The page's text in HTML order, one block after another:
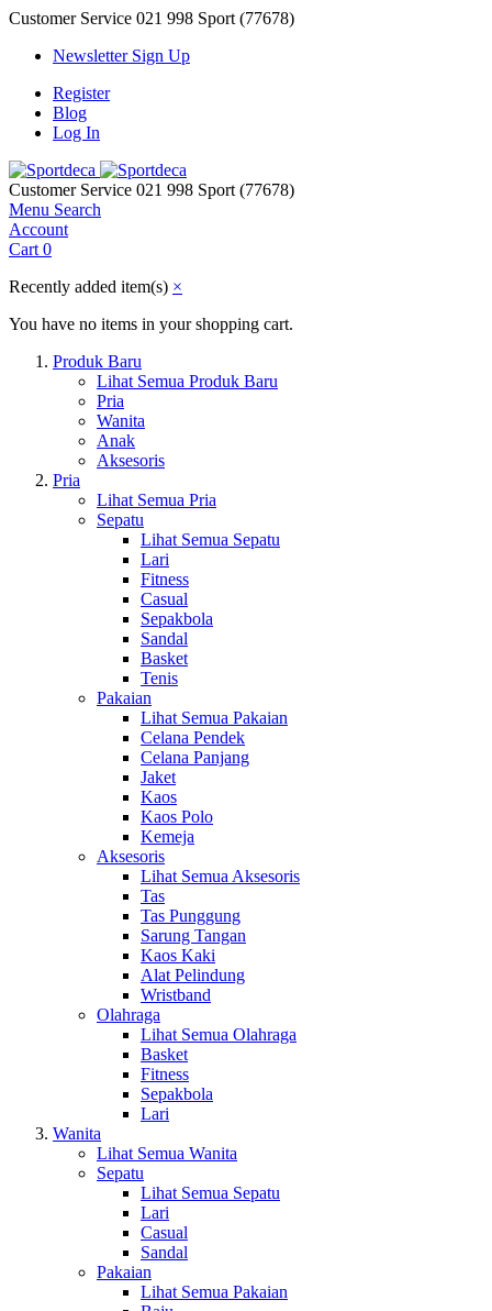
Customer Service 021 998 Sport (77678)
Newsletter Sign Up
Register
Blog
Log In
Customer Service 021 998 Sport (77678)
Menu Search
Account
Cart 0
Recently added item(s) ×
You have no items in your shopping cart.
Produk Baru
Lihat Semua Produk Baru
Pria
Wanita
Anak
Aksesoris
Pria
Lihat Semua Pria
Sepatu
Lihat Semua Sepatu
Lari
Fitness
Casual
Sepakbola
Sandal
Basket
Tenis
Pakaian
Lihat Semua Pakaian
Celana Pendek
Celana Panjang
Jaket
Kaos
Kaos Polo
Kemeja
Aksesoris
Lihat Semua Aksesoris
Tas
Tas Punggung
Sarung Tangan
Kaos Kaki
Alat Pelindung
Wristband
Olahraga
Lihat Semua Olahraga
Basket
Fitness
Sepakbola
Lari
Wanita
Lihat Semua Wanita
Sepatu
Lihat Semua Sepatu
Lari
Casual
Sandal
Pakaian
Lihat Semua Pakaian